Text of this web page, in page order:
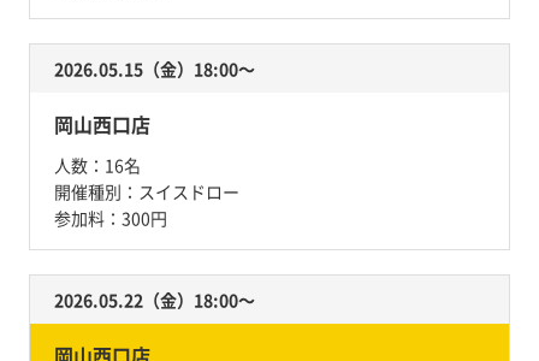
2026.05.15（金）18:00〜
岡山西口店
人数： 16名
開催種別： スイスドロー
参加料： 300円
2026.05.22（金）18:00〜
岡山西口店